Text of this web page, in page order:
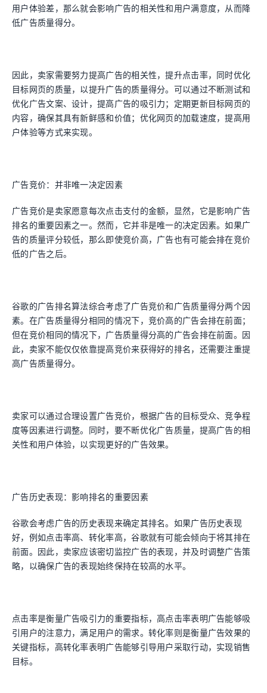
用户体验差，那么就会影响广告的相关性和用户满意度，从而降
低广告质量得分。
因此，卖家需要努力提高广告的相关性，提升点击率，同时优化
目标网页的质量，以提升广告的质量得分。可以通过不断测试和
优化广告文案、设计，提高广告的吸引力；定期更新目标网页的
内容，确保其具有新鲜感和价值；优化网页的加载速度，提高用
户体验等方式来实现。
广告竞价：并非唯一决定因素
广告竞价是卖家愿意每次点击支付的金额，显然，它是影响广告
排名的重要因素之一。然而，它并非是唯一的决定因素。如果广
告的质量评分较低，那么即使竞价高，广告也有可能会排在竞价
低的广告之后。
谷歌的广告排名算法综合考虑了广告竞价和广告质量得分两个因
素。在广告质量得分相同的情况下，竞价高的广告会排在前面；
但在竞价相同的情况下，广告质量得分高的广告会排在前面。因
此，卖家不能仅仅依靠提高竞价来获得好的排名，还需要注重提
高广告质量得分。
卖家可以通过合理设置广告竞价，根据广告的目标受众、竞争程
度等因素进行调整。同时，要不断优化广告质量，提高广告的相
关性和用户体验，以实现更好的广告效果。
广告历史表现：影响排名的重要因素
谷歌会考虑广告的历史表现来确定其排名。如果广告历史表现
好，例如点击率高、转化率高，谷歌就有可能会倾向于将其排在
前面。因此，卖家应该密切监控广告的表现，并及时调整广告策
略，以确保广告的表现始终保持在较高的水平。
点击率是衡量广告吸引力的重要指标，高点击率表明广告能够吸
引用户的注意力，满足用户的需求。转化率则是衡量广告效果的
关键指标，高转化率表明广告能够引导用户采取行动，实现销售
目标。